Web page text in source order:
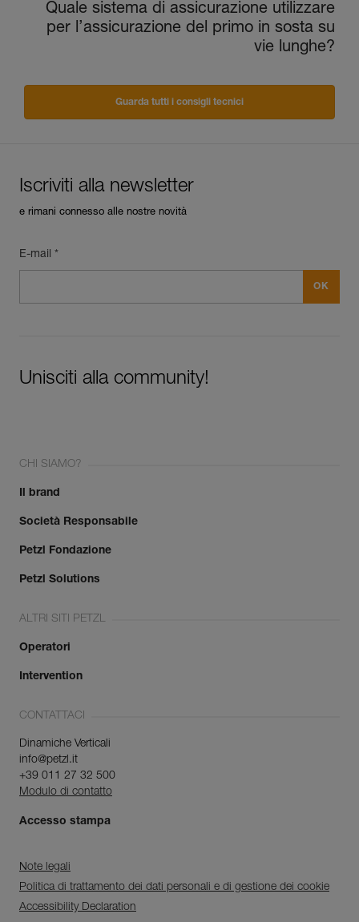
Quale sistema di assicurazione utilizzare
per l’assicurazione del primo in sosta su
vie lunghe?
Guarda tutti i consigli tecnici
Iscriviti alla newsletter
e rimani connesso alle nostre novità
E-mail *
Unisciti alla community!
CHI SIAMO?
Il brand
Società Responsabile
Petzl Fondazione
Petzl Solutions
ALTRI SITI PETZL
Operatori
Intervention
CONTATTACI
Dinamiche Verticali
info@petzl.it
+39 011 27 32 500
Modulo di contatto
Accesso stampa
Note legali
Politica di trattamento dei dati personali e di gestione dei cookie
Accessibility Declaration